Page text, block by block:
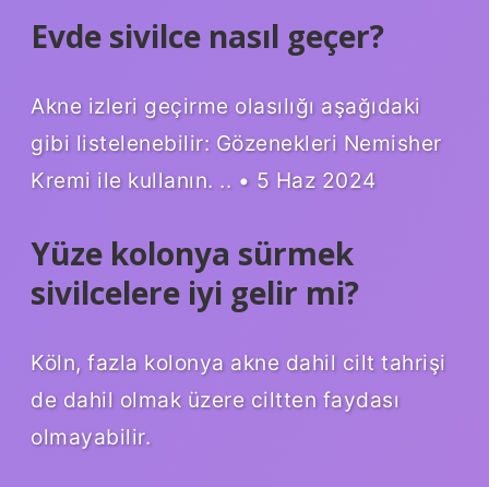
Evde sivilce nasıl geçer?
Akne izleri geçirme olasılığı aşağıdaki
gibi listelenebilir: Gözenekleri Nemisher
Kremi ile kullanın. .. • 5 Haz 2024
Yüze kolonya sürmek
sivilcelere iyi gelir mi?
Köln, fazla kolonya akne dahil cilt tahrişi
de dahil olmak üzere ciltten faydası
olmayabilir.